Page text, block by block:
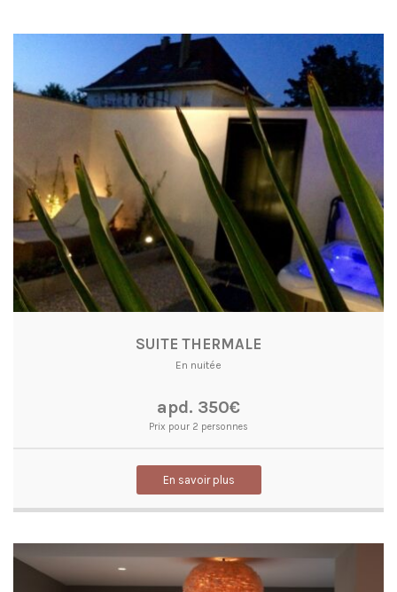
SUITE THERMALE
En nuitée
apd. 350€
Prix pour 2 personnes
En savoir plus